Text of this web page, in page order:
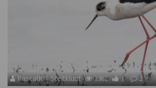
PascalK | Steltkluut 1362 1 2